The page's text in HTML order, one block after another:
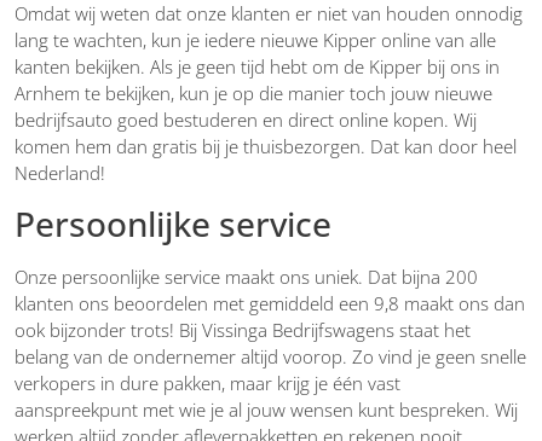
Omdat wij weten dat onze klanten er niet van houden onnodig
lang te wachten, kun je iedere nieuwe Kipper online van alle
kanten bekijken. Als je geen tijd hebt om de Kipper bij ons in
Arnhem te bekijken, kun je op die manier toch jouw nieuwe
bedrijfsauto goed bestuderen en direct online kopen. Wij
komen hem dan gratis bij je thuisbezorgen. Dat kan door heel
Nederland!
Persoonlijke service
Onze persoonlijke service maakt ons uniek. Dat bijna 200
klanten ons beoordelen met gemiddeld een 9,8 maakt ons dan
ook bijzonder trots! Bij Vissinga Bedrijfswagens staat het
belang van de ondernemer altijd voorop. Zo vind je geen snelle
verkopers in dure pakken, maar krijg je één vast
aanspreekpunt met wie je al jouw wensen kunt bespreken. Wij
werken altijd zonder afleverpakketten en rekenen nooit